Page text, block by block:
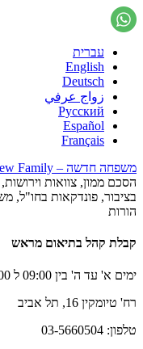
עברית
English
Deutsch
زواج عرفي
Русский
Español
Français
משפחה חדשה – New Family – הארגון לקידום זכויות המשפחה
הסכם ממון, צוואות וירושות,
בציבור, פונדקאות בחו"ל,
הורות
קבלת קהל בתיאום מראש
ימים א' עד ה' בין 09:00 ל 17:00
רח' טיומקין 16, תל אביב
טלפון: 03-5660504